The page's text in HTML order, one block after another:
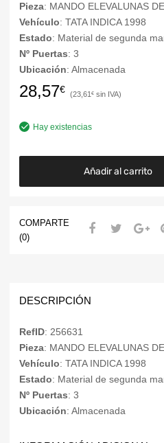
Pieza: MANDO ELEVALUNAS
Vehículo: TATA INDICA 1998
Estado: Material de segunda
Nº Puertas: 3
Ubicación: Almacenada
28,57€ 23,61 €
Hay existencias
Añadir al carrito
COMPARTE
(0)
DESCRIPCIÓN
RefID: 256631
Pieza: MANDO ELEVALUNAS
Vehículo: TATA INDICA 1998
Estado: Material de segunda
Nº Puertas: 3
Ubicación: Almacenada